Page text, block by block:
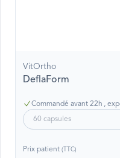
VitOrtho
DeflaForm
Commandé avant 22h ,
60 capsules
Prix patient (TTC)